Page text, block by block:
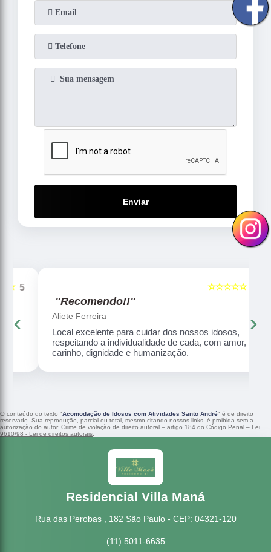
Enviar
5
☆☆☆☆☆
"Recomendo!!"
Aliete Ferreira
Local excelente para cuidar dos nossos idosos,
respeitando a individualidade de cada, com amor,
carinho, dignidade e humanização.
‹ ›
O conteúdo do texto "Acomodação de Idosos com Atividades Santo André" é de direito
reservado. Sua reprodução, parcial ou total, mesmo citando nossos links, é proibida sem a
autorização do autor. Crime de violação de direito autoral – artigo 184 do Código Penal – Lei
9610/98 - Lei de direitos autorais
Residencial Villa Maná
Rua das Perobas , 182 São Paulo - CEP: 04321-120
(11) 5011-6635